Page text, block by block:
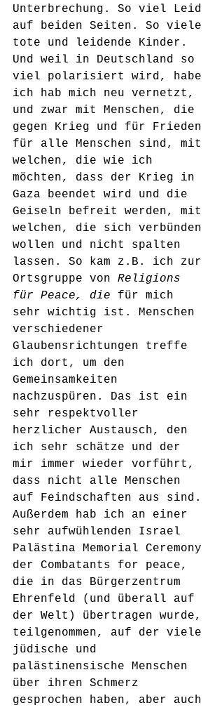
Unterbrechung. So viel Leid
auf beiden Seiten. So viele
tote und leidende Kinder.
Und weil in Deutschland so
viel polarisiert wird, habe
ich hab mich neu vernetzt,
und zwar mit Menschen, die
gegen Krieg und für Frieden
für alle Menschen sind, mit
welchen, die wie ich
möchten, dass der Krieg in
Gaza beendet wird und die
Geiseln befreit werden, mit
welchen, die sich verbünden
wollen und nicht spalten
lassen. So kam z.B. ich zur
Ortsgruppe von Religions
für Peace, die für mich
sehr wichtig ist. Menschen
verschiedener
Glaubensrichtungen treffe
ich dort, um den
Gemeinsamkeiten
nachzuspüren. Das ist ein
sehr respektvoller
herzlicher Austausch, den
ich sehr schätze und der
mir immer wieder vorführt,
dass nicht alle Menschen
auf Feindschaften aus sind.
Außerdem hab ich an einer
sehr aufwühlenden Israel
Palästina Memorial Ceremony
der Combatants for peace,
die in das Bürgerzentrum
Ehrenfeld (und überall auf
der Welt) übertragen wurde,
teilgenommen, auf der viele
jüdische und
palästinensische Menschen
über ihren Schmerz
gesprochen haben, aber auch